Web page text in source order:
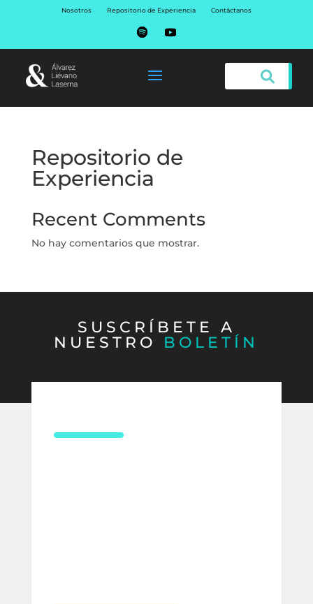
Nosotros Repositorio de Experiencia Contáctanos
Repositorio de
Experiencia
Recent Comments
No hay comentarios que mostrar.
SUSCRÍBETE A
NUESTRO
BOLETÍN